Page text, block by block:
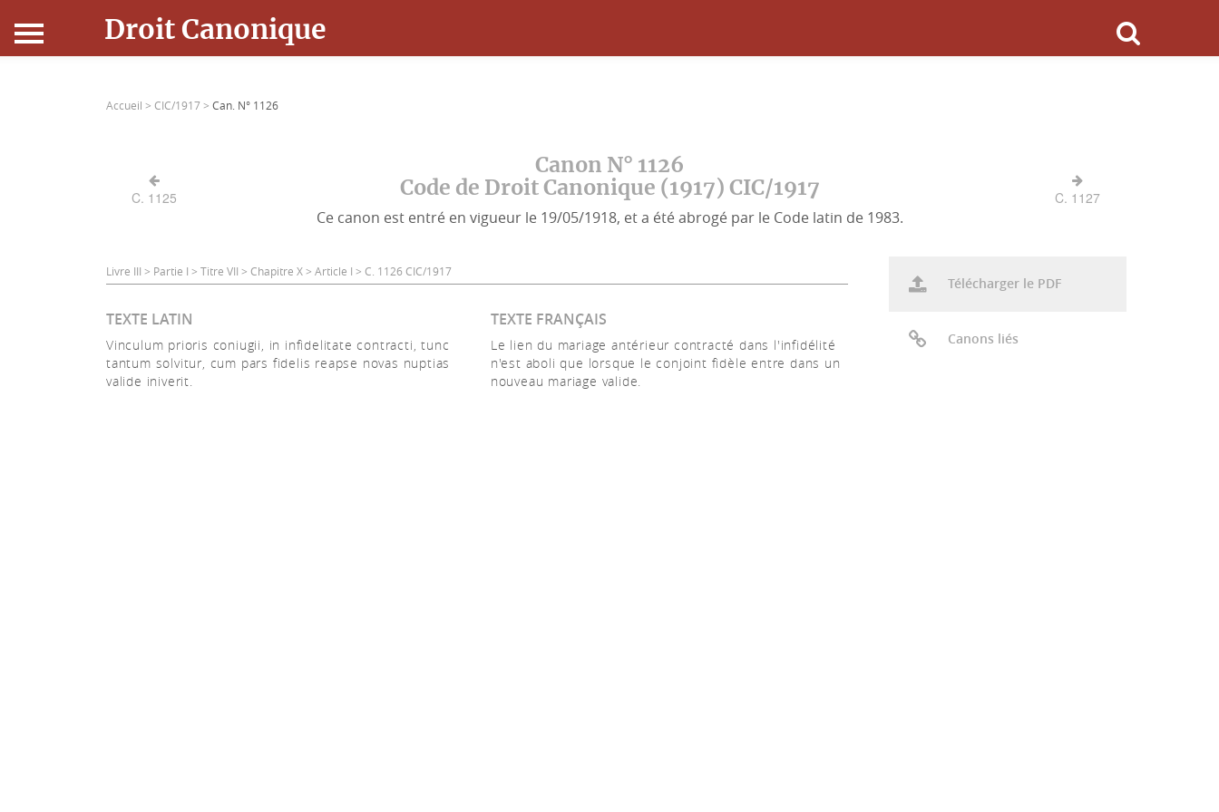
Droit Canonique
Connexion
Accueil > CIC/1917 > Can. N° 1126
C. 1125
Canon N° 1126
Code de Droit Canonique (1917) CIC/1917
Ce canon est entré en vigueur le 19/05/1918, et a été abrogé par le Code latin de 1983.
C. 1127
Livre III > Partie I > Titre VII > Chapitre X > Article I > C. 1126 CIC/1917
TEXTE LATIN
Vinculum prioris coniugii, in infidelitate contracti, tunc
tantum solvitur, cum pars fidelis reapse novas nuptias
valide iniverit.
TEXTE FRANÇAIS
Le lien du mariage antérieur contracté dans l'infidélité
n'est aboli que lorsque le conjoint fidèle entre dans un
nouveau mariage valide.
Télécharger le PDF
Canons liés